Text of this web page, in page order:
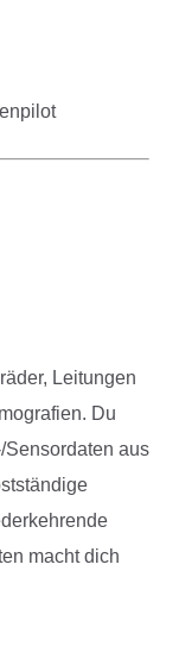
Leitungen
Du
Sensordaten aus
macht dich